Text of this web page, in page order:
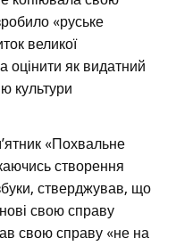
«руське
великої
оцінити як видатний
культури
«Похвальне
створення
стверджував, що
свою справу
свою справу «не на